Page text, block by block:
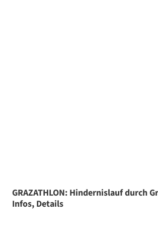
GRAZATHLON: Hindernislauf durch
Infos, Details